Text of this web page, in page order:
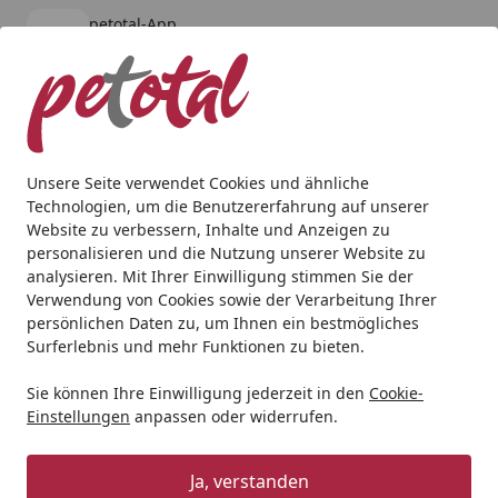
Unsere Seite verwendet Cookies und ähnliche
Technologien, um die Benutzererfahrung auf unserer
Website zu verbessern, Inhalte und Anzeigen zu
personalisieren und die Nutzung unserer Website zu
analysieren. Mit Ihrer Einwilligung stimmen Sie der
Verwendung von Cookies sowie der Verarbeitung Ihrer
persönlichen Daten zu, um Ihnen ein bestmögliches
Surferlebnis und mehr Funktionen zu bieten.
Sie können Ihre Einwilligung jederzeit in den Cookie-
Einstellungen anpassen oder widerrufen.
Ja, verstanden
petotal-App
kostenlos - Im App Store
Alle Produkte
Mein Konto
Suchen
Startseite
Andere Tierarten Kleintier Pflege & Hygiene
ARDAP Milben und Zeckenspray
100ml
(1 Bewertung)
BALD VERGRIFFEN